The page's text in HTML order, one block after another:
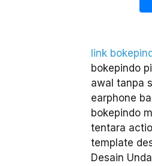
link
bokepindo
awal tanpa
earphone
bokepindo
tentara
template
Desain